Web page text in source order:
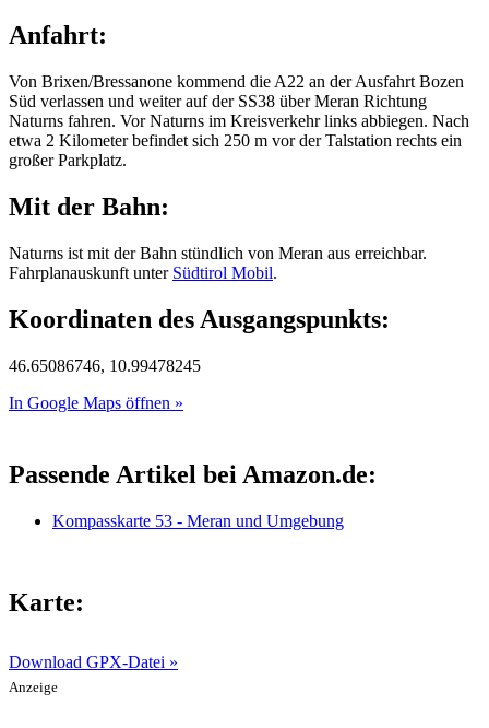
Anfahrt:
Von Brixen/Bressanone kommend die A22 an der Ausfahrt Bozen
Süd verlassen und weiter auf der SS38 über Meran Richtung
Naturns fahren. Vor Naturns im Kreisverkehr links abbiegen. Nach
etwa 2 Kilometer befindet sich 250 m vor der Talstation rechts ein
großer Parkplatz.
Mit der Bahn:
Naturns ist mit der Bahn stündlich von Meran aus erreichbar.
Fahrplanauskunft unter Südtirol Mobil.
Koordinaten des Ausgangspunkts:
46.65086746, 10.99478245
In Google Maps öffnen »
Passende Artikel bei Amazon.de:
Kompasskarte 53 - Meran und Umgebung
Karte:
Download GPX-Datei »
Anzeige